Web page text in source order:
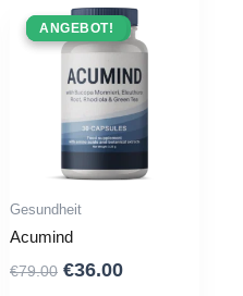
ANGEBOT !
ANGEBOT!
Gesundheit
Acumind
€79.00 Ursprünglicher
€36.00Aktueller